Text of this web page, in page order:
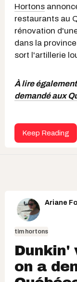
Hortons
restaurants au
rénovation
dans la
sort l'artillerie
À lire
demandé aux
Keep Reading
Ariane
tim hortons
Dunkin'
on a